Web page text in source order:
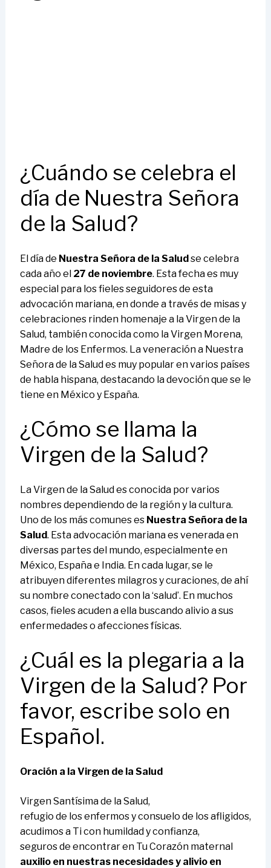
¿Cuándo se celebra el
día de Nuestra Señora
de la Salud?
El día de Nuestra Señora de la Saludse celebra
cada año el 27 de noviembre. Esta fecha es muy
especial para los fieles seguidores de esta
advocación mariana, en donde a través de misas y
celebraciones rinden homenaje a la Virgen de la
Salud, también conocida como la Virgen Morena,
Madre de los Enfermos. La veneración a Nuestra
Señora de la Salud es muy popular en varios países
de habla hispana, destacando la devoción que se le
tiene en México y España.
¿Cómo se llama la
Virgen de la Salud?
La Virgen de la Salud es conocida por varios
nombres dependiendo de la región y la cultura.
Uno de los más comunes es Nuestra Señora de la
Salud. Esta advocación mariana es venerada en
diversas partes del mundo, especialmente en
México, España e India. En cada lugar, se le
atribuyen diferentes milagros y curaciones, de ahí
su nombre conectado con la ‘salud’. En muchos
casos, fieles acuden a ella buscando alivio a sus
enfermedades o afecciones físicas.
¿Cuál es la plegaria a la
Virgen de la Salud? Por
favor, escribe solo en
Español.
Oración a la Virgen de la Salud
Virgen Santísima de la Salud,
refugio de los enfermos y consuelo de los afligidos,
acudimos a Ti con humildad y confianza,
seguros de encontrar en Tu Corazón maternal
auxilio en nuestras necesidades y alivio en